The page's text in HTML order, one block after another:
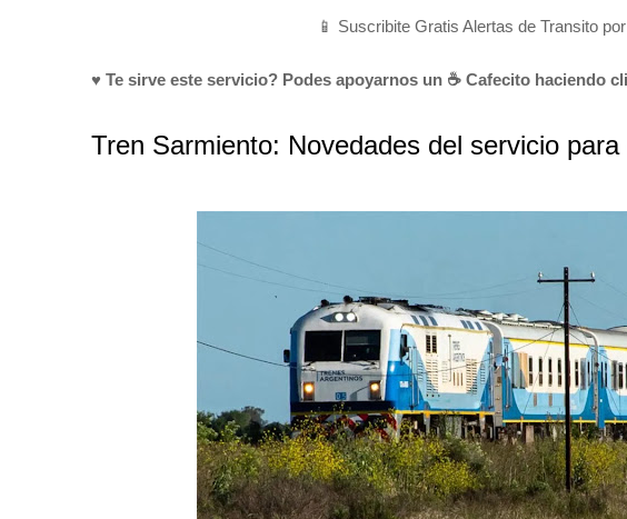
📱 Suscribite Gratis Alertas de Transito por
♥ Te sirve este servicio? Podes apoyarnos un ☕ Cafecito haciendo
Tren Sarmiento: Novedades del servicio